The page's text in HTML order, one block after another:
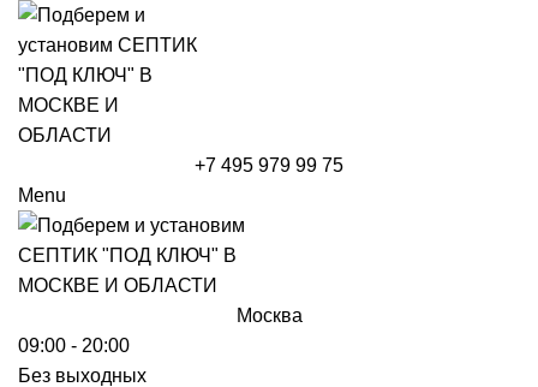
+7 495 979 99 75
Menu
Москва
09:00 - 20:00
Без выходных